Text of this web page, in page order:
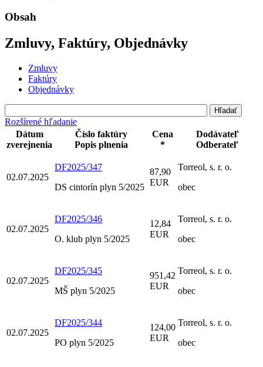
Obsah
Zmluvy, Faktúry, Objednávky
Zmluvy
Faktúry
Objednávky
Rozšírené hľadanie
Dátum
zverejnenia
Číslo faktúry
Popis plnenia
Cena
*
Dodávateľ
Odberateľ
02.07.2025
DF2025/347
DS cintorín plyn 5/2025
87,90
EUR
Torreol, s. r. o.
obec
02.07.2025
DF2025/346
O. klub plyn 5/2025
12,84
EUR
Torreol, s. r. o.
obec
02.07.2025
DF2025/345
MŠ plyn 5/2025
951,42
EUR
Torreol, s. r. o.
obec
02.07.2025
DF2025/344
PO plyn 5/2025
124,00
EUR
Torreol, s. r. o.
obec